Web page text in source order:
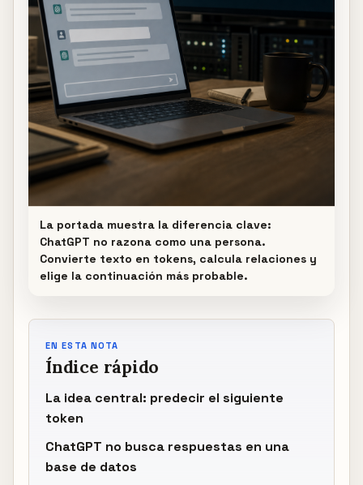
La portada muestra la diferencia clave:
ChatGPT no razona como una persona.
Convierte texto en tokens, calcula relaciones y
elige la continuación más probable.
EN ESTA NOTA
Índice rápido
La idea central: predecir el siguiente
token
ChatGPT no busca respuestas en una
base de datos